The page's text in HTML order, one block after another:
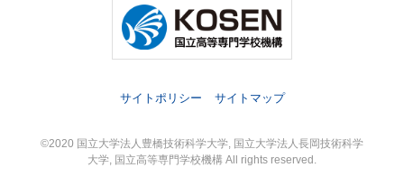
サイトポリシー サイトマップ
©2020 国立大学法人豊橋技術科学大学, 国立大学法人長岡技術科学
大学, 国立高等専門学校機構 All rights reserved.